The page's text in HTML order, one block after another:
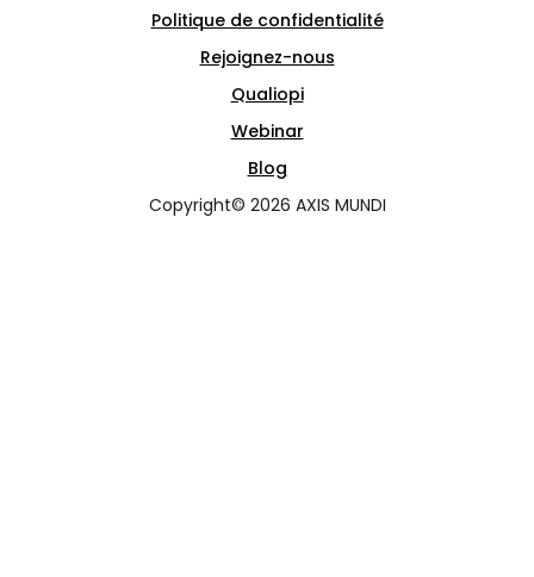
Politique de confidentialité
Rejoignez-nous
Qualiopi
Webinar
Blog
Copyright© 2026 AXIS MUNDI